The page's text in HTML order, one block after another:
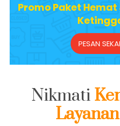
Promo Paket
PESAN
Nikmati